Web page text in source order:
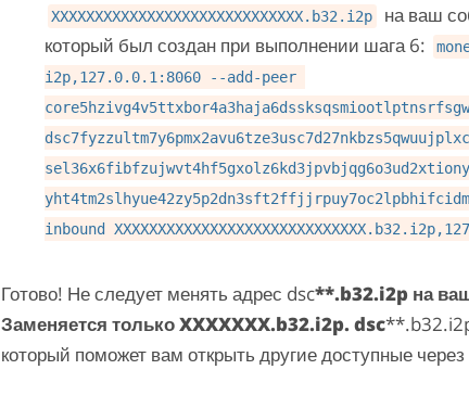
XXXXXXXXXXXXXXXXXXXXXXXXXXXXX.b32.i2p
на ваш
который был создан при выполнении шага 6:
i2p,127.0.0.1:8060 --add-peer
inbound
Готово! Не следует менять адрес dsc**.b32.i2p на
Заменяется только XXXXXXX.b32.i2p. dsc
который поможет вам открыть другие доступные